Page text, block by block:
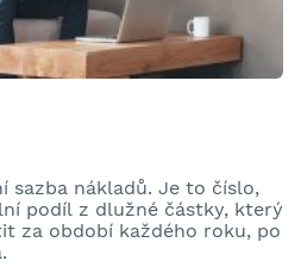
sazba nákladů. Je to číslo,
podíl z dlužné částky, který
za období každého roku, po